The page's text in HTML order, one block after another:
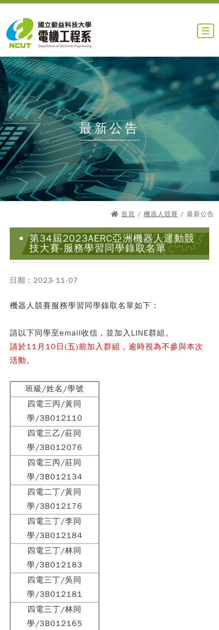
最新公告
首頁 / 機器人競賽 / 最新公告
第34屆2023AERC亞洲機器人運動競
技大賽-服務學習同學錄取名單
日期：2023-11-07
機器人競賽服務學習同學錄取名單如下：
請以下同學至email收信，並加入LINE群組。
請於11月10日(五)前加入群組，逾時視為不參與本次
活動。
班級/姓名/學號
四電三丙/黃同
學/3B012110
四電三乙/莊同
學/3B012076
四電三丙/莊同
學/3B012134
四電二丁/黃同
學/3B012176
四電三丁/李同
學/3B012184
四電三丁/林同
學/3B012183
四電三丁/吳同
學/3B012181
四電三丁/林同
學/3B012165